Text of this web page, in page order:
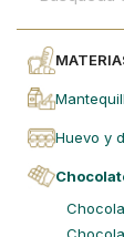
huevo y